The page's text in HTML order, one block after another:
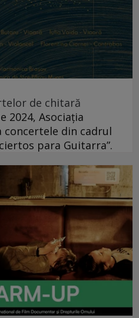
de chitară
2024, Asociația
concertele din cadrul
para Guitarra”.